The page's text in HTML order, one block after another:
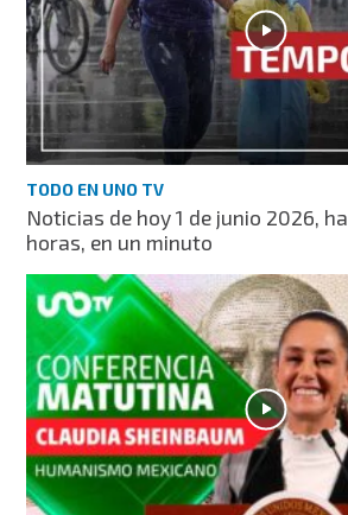
TODO EN UNO TV
Noticias de hoy 1 de junio 2026,
horas, en un minuto